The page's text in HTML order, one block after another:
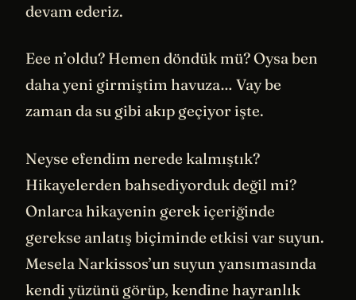
devam ederiz.
Eee n’oldu? Hemen döndük mü? Oysa ben
daha yeni girmiştim havuza… Vay be
zaman da su gibi akıp geçiyor işte.
Neyse efendim nerede kalmıştık?
Hikayelerden bahsediyorduk değil mi?
Onlarca hikayenin gerek içeriğinde
gerekse anlatış biçiminde etkisi var suyun.
Mesela Narkissos’un suyun yansımasında
kendi yüzünü görüp, kendine hayranlık